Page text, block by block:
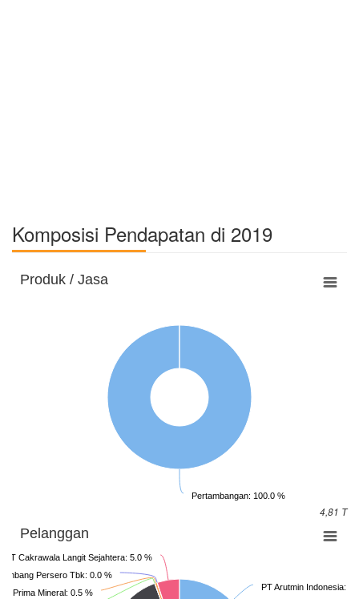
Komposisi Pendapatan di 2019
Produk / Jasa
Pertambangan: 100.0 %
4,81 T
Pelanggan
PT Arutmin Indonesia:
Prima Mineral: 0.5 %
Persero Tbk: 0.0 %
PT Cakrawala Langit Sejahtera: 5.0 %